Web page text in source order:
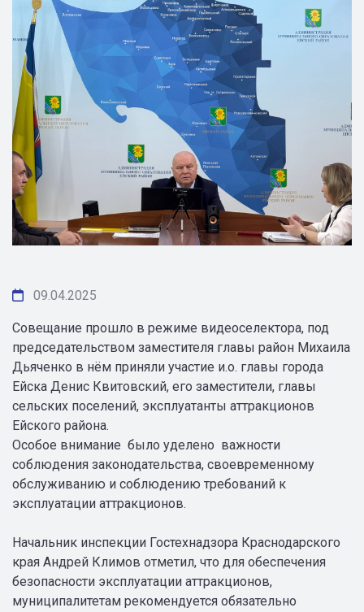
09.04.2025
Совещание прошло в режиме видеоселектора, под
председательством заместителя главы район Михаила
Дьяченко в нём приняли участие и.о. главы города
Ейска Денис Квитовский, его заместители, главы
сельских поселений, эксплуатанты аттракционов
Ейского района.
Особое внимание было уделено важности
соблюдения законодательства, своевременному
обслуживанию и соблюдению требований к
эксплуатации аттракционов.
Начальник инспекции Гостехнадзора Краснодарского
края Андрей Климов отметил, что для обеспечения
безопасности эксплуатации аттракционов,
муниципалитетам рекомендуется обязательно